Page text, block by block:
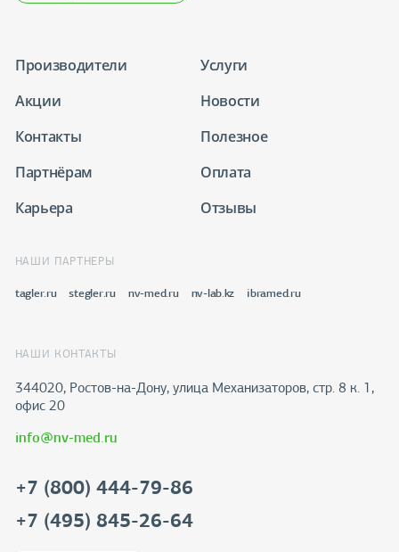
Производители
Услуги
Акции
Новости
Контакты
Полезное
Партнёрам
Оплата
Карьера
Отзывы
НАШИ ПАРТНЕРЫ
tagler.ru stegler.ru nv-med.ru nv-lab.kz ibramed.ru
НАШИ КОНТАКТЫ
344020, Ростов-на-Дону​, улица Механизаторов, стр. 8 к. 1,
офис 20
info@nv-med.ru
+7 (800) 444-79-86
+7 (495) 845-26-64